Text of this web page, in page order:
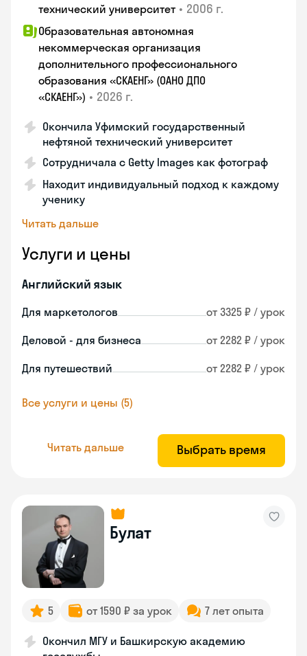
технический университет • 2006 г.
Образовательная автономная
некоммерческая организация
дополнительного профессионального
образования «СКАЕНГ» (ОАНО ДПО
«СКАЕНГ») • 2026 г.
Окончила Уфимский государственный
нефтяной технический университет
Сотрудничала с Getty Images как фотограф
Находит индивидуальный подход к каждому
ученику
Читать дальше
Услуги и цены
Английский язык
Для маркетологов от 3325 ₽ / урок
Деловой - для бизнеса от 2282 ₽ / урок
Для путешествий от 2282 ₽ / урок
Все услуги и цены (5)
Читать дальше Выбрать время
Булат
5 от 1590 ₽ за урок 7 лет опыта
Окончил МГУ и Башкирскую академию